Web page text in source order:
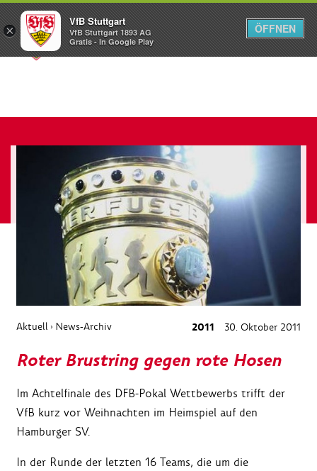
Menü
Aktuell › News-Archiv 2011 30. Oktober 2011
Roter Brustring gegen rote Hosen
Im Achtelfinale des DFB-Pokal Wettbewerbs trifft der
VfB kurz vor Weihnachten im Heimspiel auf den
Hamburger SV.
In der Runde der letzten 16 Teams, die um die
×
VfB Stuttgart
VfB Stuttgart 1893 AG
Gratis - In Google Play
ÖFFNEN